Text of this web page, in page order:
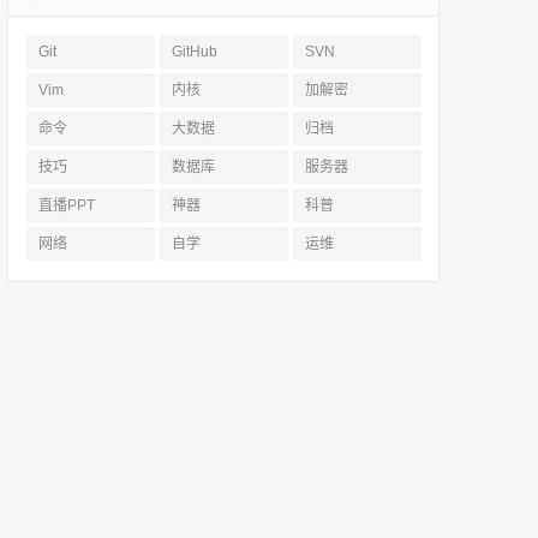
Git GitHub SVN
Vim 内核 加解密
命令 大数据 归档
技巧 数据库 服务器
直播PPT 神器 科普
网络 自学 运维